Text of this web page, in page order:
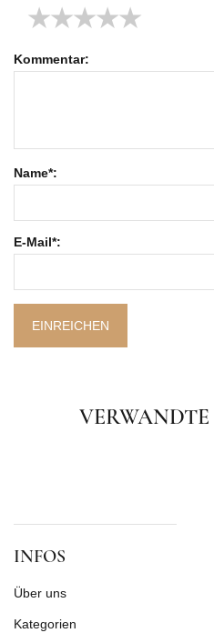
★
★
★
★
★
Kommentar:
Name*:
E-Mail*:
EINREICHEN
INFOS
Über uns
Kategorien